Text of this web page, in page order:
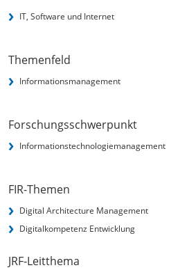
IT, Software und Internet
Themenfeld
Informationsmanagement
Forschungsschwerpunkt
Informationstechnologie­management
FIR-Themen
Digital Architecture Management
Digitalkompetenz Entwicklung
JRF-Leitthema